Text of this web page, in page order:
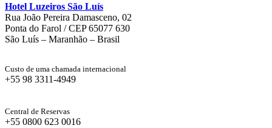
Hotel Luzeiros São Luís
Rua João Pereira Damasceno, 02
Ponta do Farol / CEP 65077 630
São Luís – Maranhão – Brasil
Custo de uma chamada internacional
+55 98 3311-4949
Central de Reservas
+55 0800 623 0016